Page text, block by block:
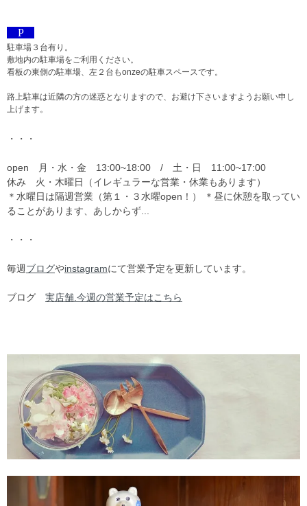
P
駐車場３台有り。
敷地内の駐車場をご利用ください。
看板の東側の駐車場、左２台もonzeの駐車スペースです。
路上駐車は近隣の方の迷惑となりますので、お避け下さいますようお願い申し
上げます。
・・・
open 月・水・金 13:00~18:00 / 土・日 11:00~17:00
休み 火・木曜日（イレギュラーな営業・休業もあります）
＊水曜日は隔週営業（第１・３水曜open！） ＊昼に休憩を取ってい
ることがあります、あしからず...
・・・
毎週 ブログやinstagramにて営業予定を更新しています。
ブログ 実店舗.今週の営業予定はこちら